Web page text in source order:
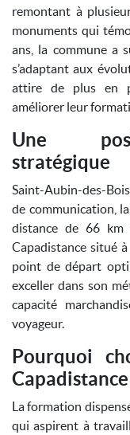
remontant à
monuments qui
ans, la commune a
s’adaptant aux
attire de plus en
améliorer leur
Une
stratégique
Saint-Aubin-des-
de communication,
distance de 66
Capadistance situé
point de départ
exceller dans son
capacité
voyageur.
Pourquoi
Capadistance
La formation
qui aspirent à